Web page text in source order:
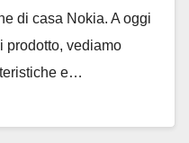
di casa Nokia. A oggi
prodotto, vediamo
e…